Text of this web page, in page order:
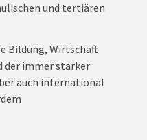
und tertiären
Bildung, Wirtschaft
der immer stärker
auch international